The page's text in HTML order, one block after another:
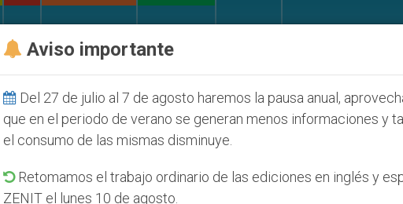
ante caso de obispo católico desaparecido por la dictadura
Aviso importante
Del 27 de julio al 7 de agosto haremos la pausa anual,
que en el periodo de verano se generan menos informaciones y
el consumo de las mismas disminuye.
Retomamos el trabajo ordinario de las ediciones en inglés y
ZENIT el lunes 10 de agosto.